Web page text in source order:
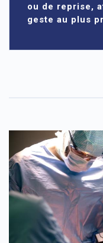
ou de reprise,
geste au plus